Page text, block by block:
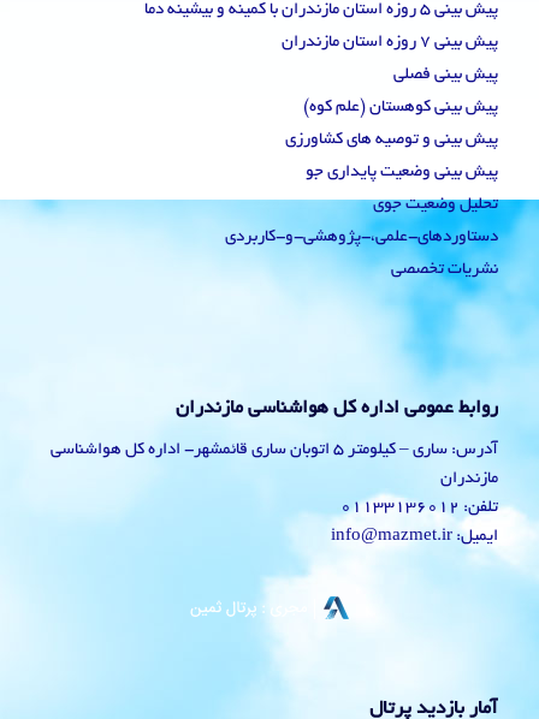
پیش بینی 5 روزه استان مازندران با کمینه و بیشینه دما
پیش بینی 7 روزه استان مازندران
پیش بینی فصلی
پیش بینی کوهستان (علم کوه)
پیش بینی و توصیه های کشاورزی
پیش بینی وضعیت پایداری جو
تحلیل وضعیت جوی
دستاوردهای-علمی،-پژوهشی-و-کاربردی
نشریات تخصصی
روابط عمومی اداره کل هواشناسی مازندران
آدرس: ساری – کیلومتر 5 اتوبان ساری قائمشهر- اداره کل هواشناسی
مازندران
تلفن: 01133136012
ایمیل: info@mazmet.ir
آمار بازدید پرتال